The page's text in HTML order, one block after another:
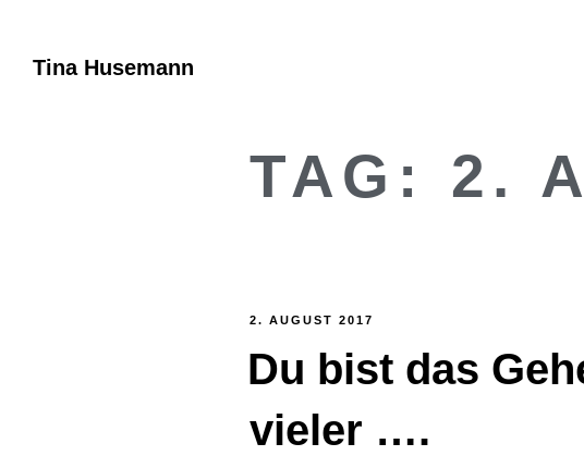
Tina Husemann
TAG: 2.
2. AUGUST 2017
Du bist das
vieler ….